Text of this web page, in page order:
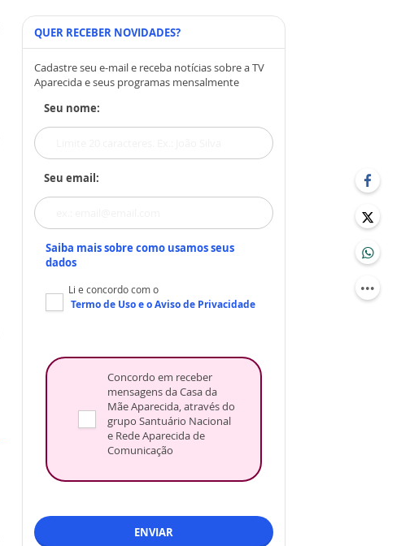
QUER RECEBER NOVIDADES?
Cadastre seu e-mail e receba notícias sobre a TV
Aparecida e seus programas mensalmente
Seu nome:
Seu email:
Saiba mais sobre como usamos seus
dados
Li e concordo com o
Termo de Usoe oAviso de Privacidade
Concordo em receber
mensagens da Casa da
Mãe Aparecida, através do
grupo Santuário Nacional
e Rede Aparecida de
Comunicação
ENVIAR